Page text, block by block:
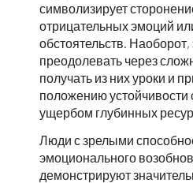
символизирует
отрицательных эмоций
обстоятельств.
преодолевать через
получать из них уроки и
положению
ущербом глубинных
Люди с зрелыми
эмоционального
демонстрируют